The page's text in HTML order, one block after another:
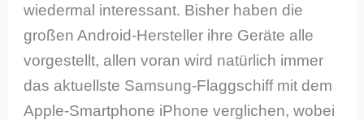
wiedermal interessant. Bisher haben die
großen Android-Hersteller ihre Geräte alle
vorgestellt, allen voran wird natürlich immer
das aktuellste Samsung-Flaggschiff mit dem
Apple-Smartphone iPhone verglichen, wobei